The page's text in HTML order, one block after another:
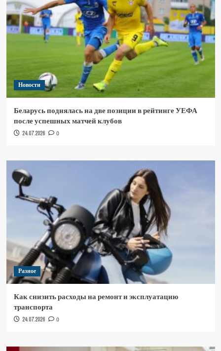
Новости
Беларусь поднялась на две позиции в рейтинге УЕФА
после успешных матчей клубов
24.07.2026 0
Разное
Как снизить расходы на ремонт и эксплуатацию
транспорта
24.07.2026 0